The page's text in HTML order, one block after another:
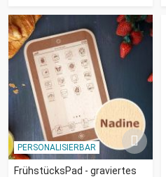
PERSONALISIERBAR
FrühstücksPad - graviertes